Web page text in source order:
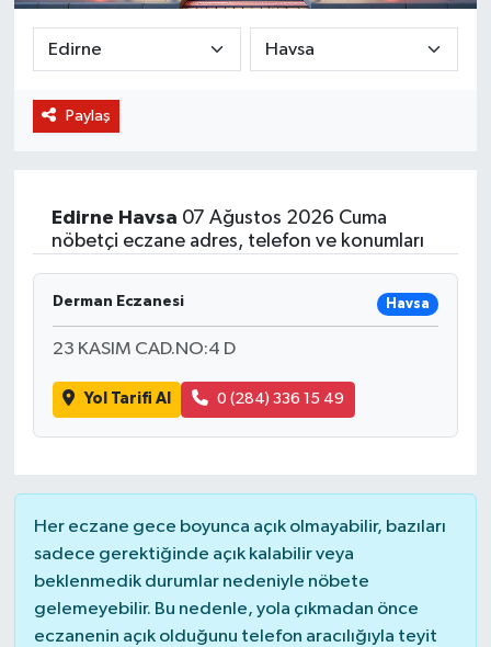
Paylaş
Edirne Havsa 07 Ağustos 2026 Cuma
nöbetçi eczane adres, telefon ve konumları
Derman Eczanesi Havsa
23 KASIM CAD.NO:4 D
Yol Tarifi Al 0 (284) 336 15 49
Her eczane gece boyunca açık olmayabilir, bazıları
sadece gerektiğinde açık kalabilir veya
beklenmedik durumlar nedeniyle nöbete
gelemeyebilir. Bu nedenle, yola çıkmadan önce
eczanenin açık olduğunu telefon aracılığıyla teyit
BİLİM VE TEKNOLOJİ